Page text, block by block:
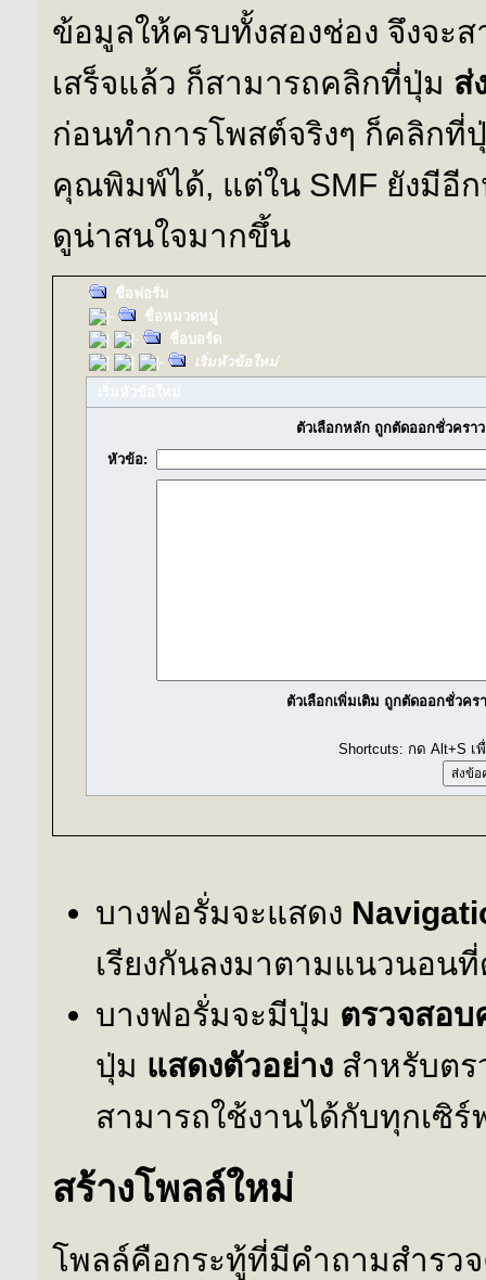
ข้อมูลให้ครบทั้งสองช่อง จึงจ
เสร็จแล้ว ก็สามารถคลิกที่ปุ่ม ส่
ก่อนทำการโพสต์จริงๆ ก็คลิกที่
คุณพิมพ์ได้, แต่ใน SMF ยังมีอี
ดูน่าสนใจมากขึ้น
ชื่อฟอรั่ม
ชื่อหมวดหมู่
ชื่อบอร์ด
เริ่มหัวข้อใหม่
ตัวเลือกหลัก ถูกตัดออกชั่วครา
หัวข้อ:
ตัวเลือกเพิ่มเติม ถูกตัดออกชั่วค
Shortcuts: กด Alt+S
บางฟอรั่มจะแสดง
เรียงกันลงมาตามแนวนอน
บางฟอรั่มจะมีปุ่ม ตรวจสอบ
ปุ่ม แสดงตัวอย่างสำหรับตร
สามารถใช้งานได้กับทุกเซิร์
สร้างโพลล์ใหม่
โพลล์คือกระทู้ที่มีคำถามสำรว